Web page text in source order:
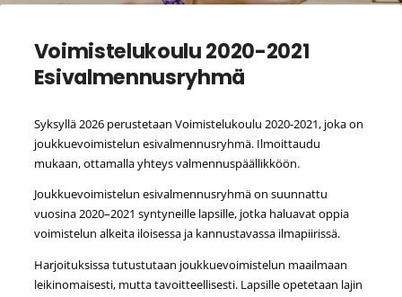
Voimistelukoulu 2020-2021
Esivalmennusryhmä
Syksyllä 2026 perustetaan Voimistelukoulu 2020-2021, joka on
joukkuevoimistelun esivalmennusryhmä. Ilmoittaudu
mukaan, ottamalla yhteys valmennuspäällikköön.
Joukkuevoimistelun esivalmennusryhmä on suunnattu
vuosina 2020–2021 syntyneille lapsille, jotka haluavat oppia
voimistelun alkeita iloisessa ja kannustavassa ilmapiirissä.
Harjoituksissa tutustutaan joukkuevoimistelun maailmaan
leikinomaisesti, mutta tavoitteellisesti. Lapsille opetetaan lajin